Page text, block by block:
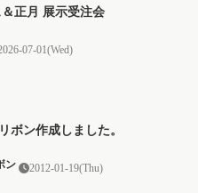
正月 展示受注会
07-01(Wed)
ボン作成しました。
2012-01-19(Thu)
ン